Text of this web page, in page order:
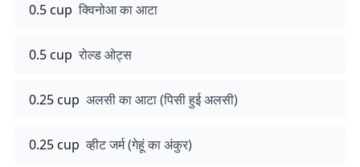
0.5 cup क्विनोआ का आटा
0.5 cup रोल्ड ओट्स
0.25 cup अलसी का आटा (पिसी हुई अलसी)
0.25 cup व्हीट जर्म (गेहूं का अंकुर)